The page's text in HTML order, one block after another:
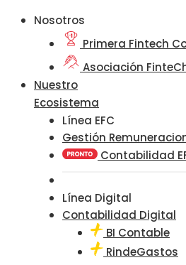
Nosotros
Primera Fintech
Asociación
Nuestro
Ecosistema
Línea EFC
Gestión
Contabilidad
Línea Digital
Contabilidad Digital
BI Contable
RindeGastos